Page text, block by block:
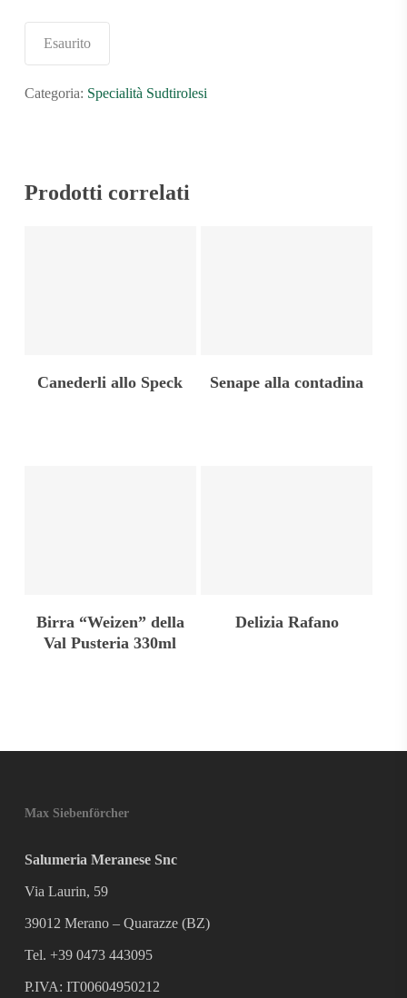
Esaurito
Categoria: Specialità Sudtirolesi
Prodotti correlati
Aggiungi Al Carrello
Canederli allo Speck Senape alla contadina
Leggi Tutto
Birra “Weizen” della
Val Pusteria 330ml
Aggiungi Al Carrello
Delizia Rafano
Max Siebenförcher
Salumeria Meranese Snc
Via Laurin, 59
39012 Merano – Quarazze (BZ)
Tel. +39 0473 443095
P.IVA: IT00604950212